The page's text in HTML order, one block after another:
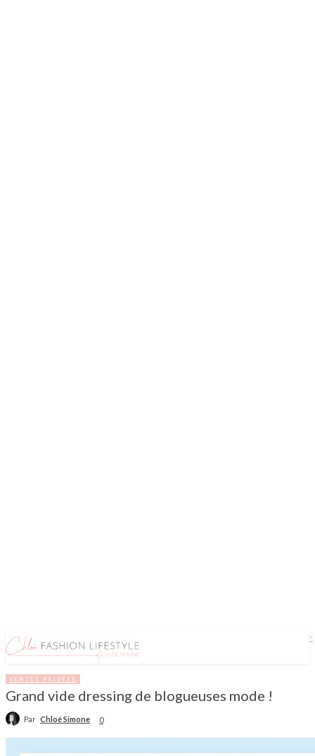
VENTES PRIVÉES
Grand vide dressing de blogueuses mode !
Par Chloé Simone 0